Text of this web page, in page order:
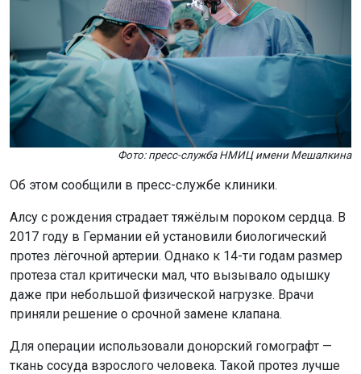
Фото: пресс-служба НМИЦ имени Мешалкина
Об этом сообщили в пресс-службе клиники.
Алсу с рождения страдает тяжёлым пороком сердца. В
2017 году в Германии ей установили биологический
протез лёгочной артерии. Однако к 14-ти годам размер
протеза стал критически мал, что вызывало одышку
даже при небольшой физической нагрузке. Врачи
приняли решение о срочной замене клапана.
Для операции использовали донорский гомографт —
ткань сосуда взрослого человека. Такой протез лучше